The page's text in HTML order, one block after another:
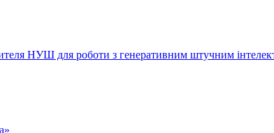
НУШ для роботи з генеративним штучним